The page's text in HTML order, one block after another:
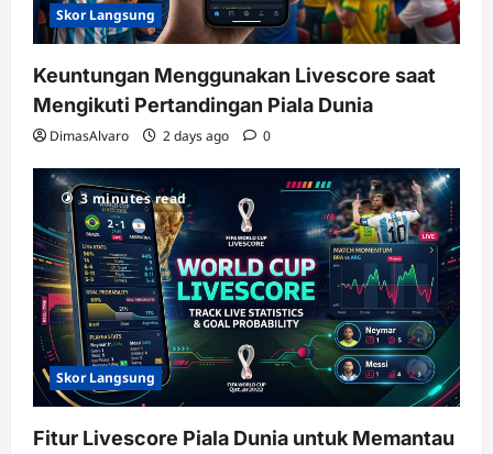
Skor Langsung
Keuntungan Menggunakan Livescore saat
Mengikuti Pertandingan Piala Dunia
DimasAlvaro 2 days ago 0
3 minutes read
Skor Langsung
Fitur Livescore Piala Dunia untuk Memantau